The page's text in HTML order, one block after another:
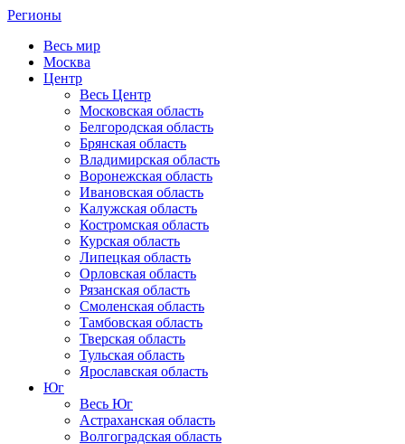
Регионы
Весь мир
Москва
Центр
Весь Центр
Московская область
Белгородская область
Брянская область
Владимирская область
Воронежская область
Ивановская область
Калужская область
Костромская область
Курская область
Липецкая область
Орловская область
Рязанская область
Смоленская область
Тамбовская область
Тверская область
Тульская область
Ярославская область
Юг
Весь Юг
Астраханская область
Волгоградская область